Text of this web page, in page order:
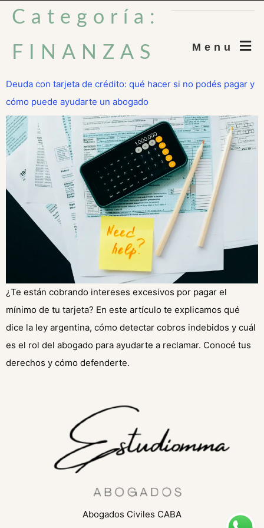
Categoría:
FINANZAS
Deuda con tarjeta de crédito: qué hacer si no podés pagar y
cómo puede ayudarte un abogado
¿Te están cobrando intereses excesivos por pagar el
mínimo de tu tarjeta? En este artículo te explicamos qué
dice la ley argentina, cómo detectar cobros indebidos y cuál
es el rol del abogado para ayudarte a reclamar. Conocé tus
derechos y cómo defenderte.
Abogados Civiles CABA
Menu